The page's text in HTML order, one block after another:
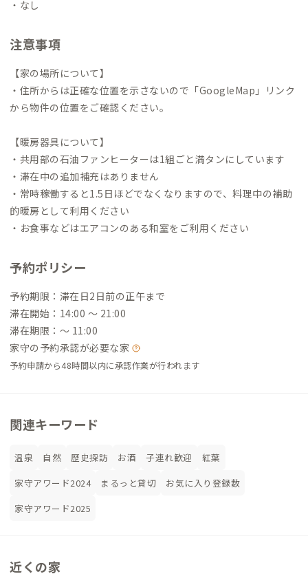
・なし
注意事項
【家の場所について】
・住所からは正確な位置を示さないので「GoogleMap」リンク
から物件の位置をご確認ください。
【暖房器具について】
・共用部の石油ファンヒーターは1組ごと満タンにしています
・滞在中の追加補充はありません
・常時稼働すると1.5日ほどでなくなりますので、料理中の補助
的暖房として利用ください
・お食事などはエアコンのある和室をご利用ください
予約ポリシー
予約期限：滞在日2日前の正午まで
滞在開始：14:00 〜 21:00
滞在期限：〜 11:00
家守の予約承認が必要な家
予約申請から48時間以内に承認作業が行われます
関連キーワード
温泉 自然 歴史探訪 お酒 子連れ歓迎
紅葉
家守アワード2024
まるっと貸切
お気に入り登録数
家守アワード2025
近くの家